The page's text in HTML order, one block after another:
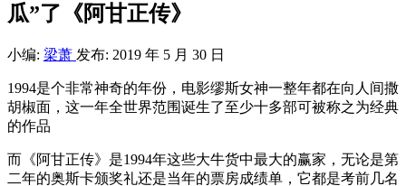
瓜”了《阿甘正传》
小编: 梁萧 发布: 2019 年 5 月 30 日
1994是个非常神奇的年份，电影缪斯女神一整年都在向人间撒
胡椒面，这一年全世界范围诞生了至少十多部可被称之为经典
的作品
而《阿甘正传》是1994年这些大牛货中最大的赢家，无论是第
二年的奥斯卡颁奖礼还是当年的票房成绩单，它都是考前几名